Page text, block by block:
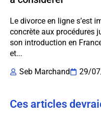
Le divorce en ligne s’est
concrète aux procédures
son introduction en
et...
Seb Marchand
29/
Ces articles